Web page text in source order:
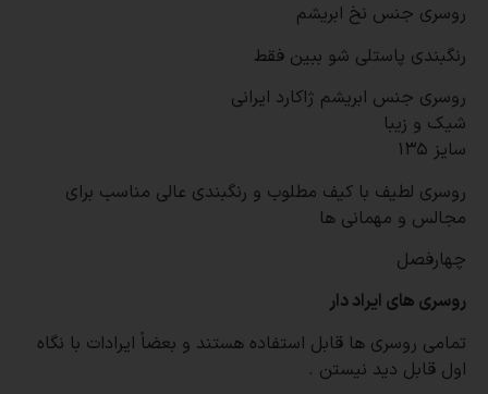
روسری جنس نخ ابریشم
رنگبندی پاستلی شو ببین فقط
روسری جنس ابریشم ژاکارد ایرانی
شیک و زیبا
سایز ١٣۵
روسری لطیف با کیف مطلوب و رنگبندی عالی مناسب برای
مجالس و مهمانی ها
چهارفصل
روسری های ایراد دار
تمامی روسری ها قابل استفاده هستند و بعضاً ایرادات با نگاه
اول قابل دید نیستن .